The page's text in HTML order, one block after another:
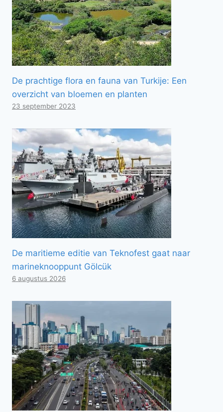
De prachtige flora en fauna van Turkije: Een
overzicht van bloemen en planten
23 september 2023
De maritieme editie van Teknofest gaat naar
marineknooppunt Gölcük
6 augustus 2026